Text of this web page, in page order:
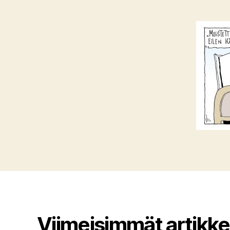
Viimeisimmät